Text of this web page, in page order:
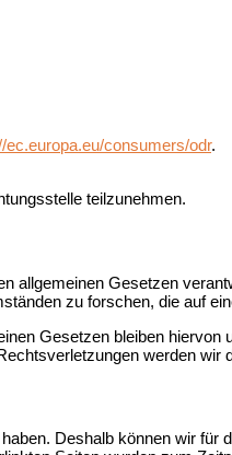
ec.europa.eu/consumers/odr.
teilzunehmen.
allgemeinen Gesetzen
zu forschen, die auf
Gesetzen bleiben
werden wir
Deshalb können wir